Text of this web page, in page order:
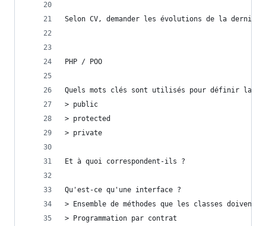
Selon CV, demander les évolutions de la
PHP / POO
Quels mots clés sont utilisés pour définir la
> public
> protected
> private
Et à quoi correspondent-ils ?
Qu'est-ce qu'une interface ?
> Ensemble de méthodes que les classes
> Programmation par contrat